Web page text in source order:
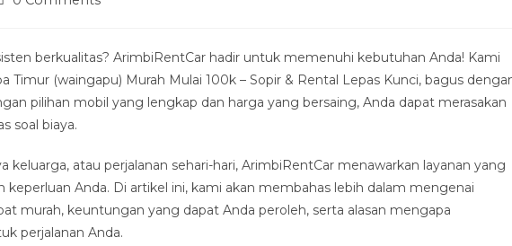
berkualitas? ArimbiRentCar hadir untuk memenuhi kebutuhan Anda! Kami
Timur (waingapu) Murah Mulai 100k – Sopir & Rental Lepas Kunci, bagus
pilihan mobil yang lengkap dan harga yang bersaing, Anda dapat merasakan
soal biaya.
keluarga, atau perjalanan sehari-hari, ArimbiRentCar menawarkan layanan yang
keperluan Anda. Di artikel ini, kami akan membahas lebih dalam mengenai
murah, keuntungan yang dapat Anda peroleh, serta alasan mengapa
perjalanan Anda.